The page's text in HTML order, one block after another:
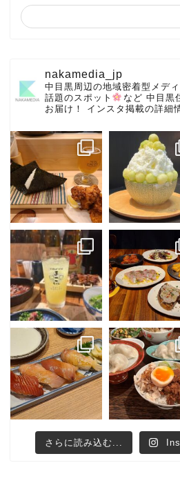
nakamedia_jp
中目黒周辺の地域密着型メデ
話題のスポット
など 中目黒
お届け！
インスタ掲載の詳細
さらに読み込む...